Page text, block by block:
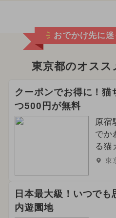
おでかけ先に迷
東京都のオスス
クーポンでお得に！猫
つ500円が無料
原宿
でか
る猫
東
日本最大級！いつで
内遊園地